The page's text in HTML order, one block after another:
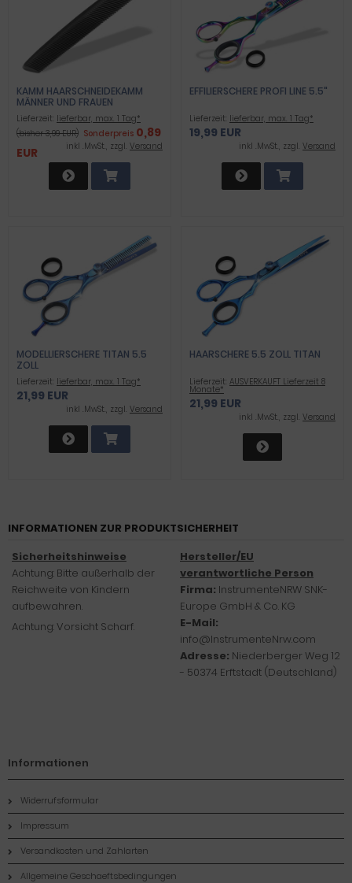
KAMM HAARSCHNEIDEKAMM
MÄNNER UND FRAUEN
HAARKAMM FRISIERKAMM
PROFFESSIONELLER
TASCHENKAMM - BRUCHFEST -
ZUM HAARE SCHNEIDEN - HAIR
COMB (SCHWARZ 2)
Lieferzeit: lieferbar, max. 1 Tag*
(bisher 3,99 EUR) Sonderpreis 0,89
EUR
inkl .MwSt., zzgl. Versand
EFFILIERSCHERE PROFI LINE 5.5"
Lieferzeit: lieferbar, max. 1 Tag*
19,99 EUR
inkl .MwSt., zzgl. Versand
MODELLIERSCHERE TITAN 5.5
ZOLL
Lieferzeit: lieferbar, max. 1 Tag*
21,99 EUR
inkl .MwSt., zzgl. Versand
HAARSCHERE 5.5 ZOLL TITAN
Lieferzeit: AUSVERKAUFT Lieferzeit 8
Monate*
21,99 EUR
inkl .MwSt., zzgl. Versand
INFORMATIONEN ZUR PRODUKTSICHERHEIT
Sicherheitshinweise
Achtung: Bitte außerhalb der
Reichweite von Kindern
aufbewahren.
Hersteller/EU
verantwortliche Person
Firma: InstrumenteNRW SNK-
Europe GmbH & Co. KG
E-Mail:
info@InstrumenteNrw.com
Adresse: Niederberger Weg 12
- 50374 Erftstadt (Deutschland)
Achtung: Vorsicht Scharf.
Informationen
Widerrufsformular
Impressum
Versandkosten und Zahlarten
Allgemeine Geschaeftsbedingungen